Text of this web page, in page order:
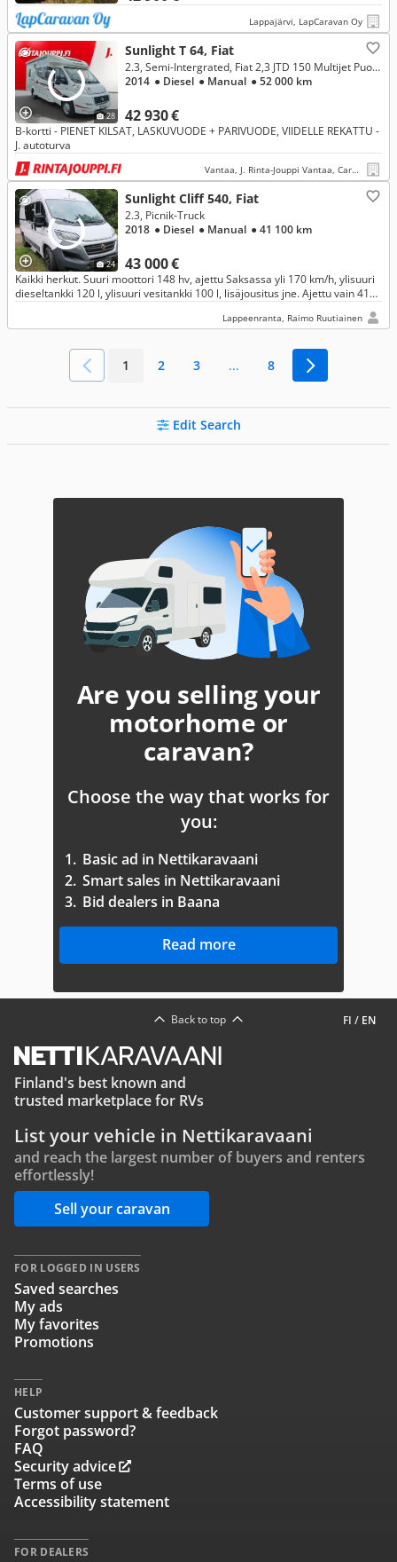
Lappajärvi, LapCaravan Oy
28
Sunlight T 64, Fiat
42 930 €
2.3, Semi-Intergrated, Fiat 2,3 JTD 150 Multijet Puoli-integroitu
2014 ● Diesel ● Manual ● 52 000 km
B-kortti - PIENET KILSAT, LASKUVUODE + PARIVUODE, VIIDELLE REKATTU -
J. autoturva
Vantaa, J. Rinta-Jouppi Vantaa, Caravan
24
Sunlight Cliff 540, Fiat
43 000 €
2.3, Picnik-Truck
2018 ● Diesel ● Manual ● 41 100 km
Kaikki herkut. Suuri moottori 148 hv, ajettu Saksassa yli 170 km/h, ylisuuri
dieseltankki 120 l, ylisuuri vesitankki 100 l, lisäjousitus jne. Ajettu vain 41
Lappeenranta, Raimo Ruutiainen
1 2 3 ... 8
Edit Search
Are you selling your
motorhome or
caravan?
Choose the way that works for
you:
1. Basic ad in Nettikaravaani
2. Smart sales in Nettikaravaani
3. Bid dealers in Baana
Read more
FI / EN
Back to top
Finland's best known and
trusted marketplace for RVs
List your vehicle in Nettikaravaani
and reach the largest number of buyers and renters
effortlessly!
Sell your caravan
FOR LOGGED IN USERS
Saved searches
My ads
My favorites
Promotions
HELP
Customer support & feedback
Forgot password?
FAQ
Security advice
Terms of use
Accessibility statement
FOR DEALERS